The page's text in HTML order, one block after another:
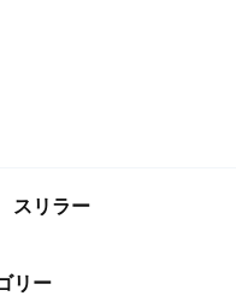
スリラー
リー